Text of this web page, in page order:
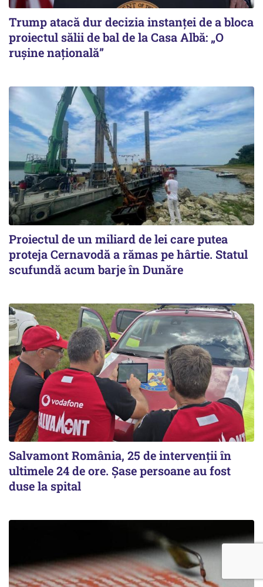
Trump atacă dur decizia instanţei de a bloca
proiectul sălii de bal de la Casa Albă: „O
ruşine naţională”
Proiectul de un miliard de lei care putea
proteja Cernavodă a rămas pe hârtie. Statul
scufundă acum barje în Dunăre
Salvamont România, 25 de intervenții în
ultimele 24 de ore. Șase persoane au fost
duse la spital